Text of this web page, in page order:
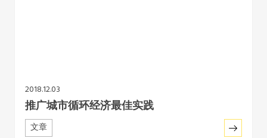
2018.12.03
推广城市循环经济最佳实践
文章